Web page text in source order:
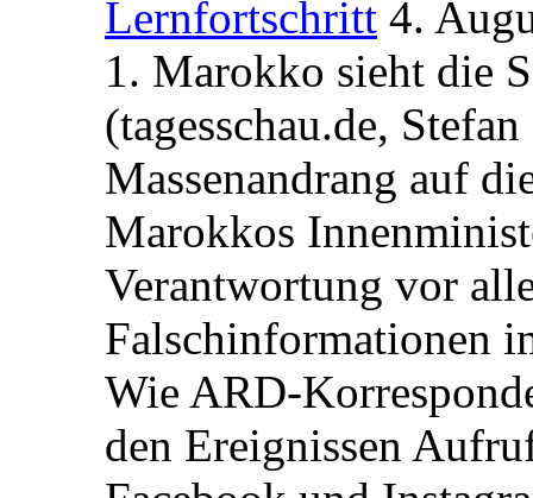
Lernfortschritt 4.
1. Marokko sieht die
(tagesschau.de,
Massenandrang auf
Marokkos
Verantwortung vor
Falschinformationen
Wie ARD-
den Ereignissen